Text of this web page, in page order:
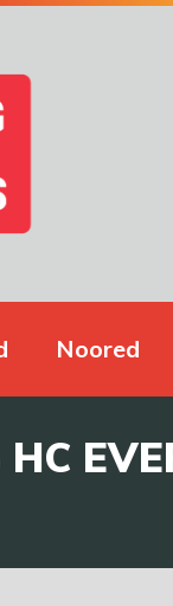
Noored